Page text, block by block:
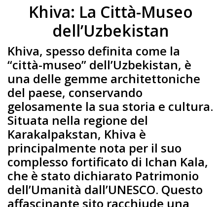
Khiva: La Città-Museo
dell’Uzbekistan
Khiva, spesso definita come la
“città-museo” dell’Uzbekistan, è
una delle gemme architettoniche
del paese, conservando
gelosamente la sua storia e cultura.
Situata nella regione del
Karakalpakstan, Khiva è
principalmente nota per il suo
complesso fortificato di Ichan Kala,
che è stato dichiarato Patrimonio
dell’Umanità dall’UNESCO. Questo
affascinante sito racchiude una